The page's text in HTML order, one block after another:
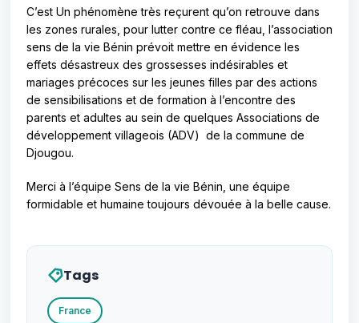
C’est Un phénomène très reçurent qu’on retrouve dans
les zones rurales, pour lutter contre ce fléau, l’association
sens de la vie Bénin prévoit mettre en évidence les
effets désastreux des grossesses indésirables et
mariages précoces sur les jeunes filles par des actions
de sensibilisations et de formation à l’encontre des
parents et adultes au sein de quelques Associations de
développement villageois (ADV) de la commune de
Djougou.
Merci à l’équipe Sens de la vie Bénin, une équipe
formidable et humaine toujours dévouée à la belle cause.
Tags
France